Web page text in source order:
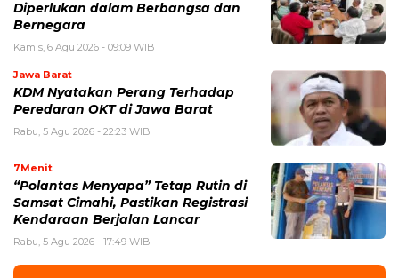
Diperlukan dalam Berbangsa dan
Bernegara
Kamis, 6 Agu 2026 - 09:09 WIB
Jawa Barat
KDM Nyatakan Perang Terhadap
Peredaran OKT di Jawa Barat
Rabu, 5 Agu 2026 - 22:23 WIB
7Menit
“Polantas Menyapa” Tetap Rutin di
Samsat Cimahi, Pastikan Registrasi
Kendaraan Berjalan Lancar
Rabu, 5 Agu 2026 - 17:49 WIB